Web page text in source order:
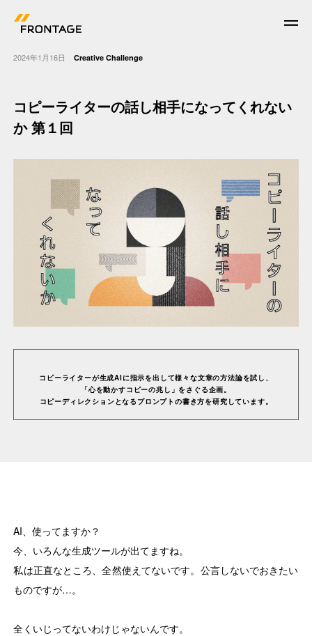
News
Work
Who we are
What we do
Corporate Facts
Features
Creative Challenge
Well-being
2024年1月16日 Creative Challenge
コピーライターの話し相⼿になってくれない
か 第１回
コピーライターが生成AIに指⽰を出して様々な⽂章の⽅法論を試し、
「⼼を動かすコピーの兆し」をさぐる企画。
コピーディレクションとなるプロンプトの書き⽅を研究しています。
AI、使ってますか？
今、いろんな生成ツールが出てますね。
私は正直なところ、全然使えてないです。公言しないでおきたい
ものですが…。
全くいじってないわけじゃないんです。